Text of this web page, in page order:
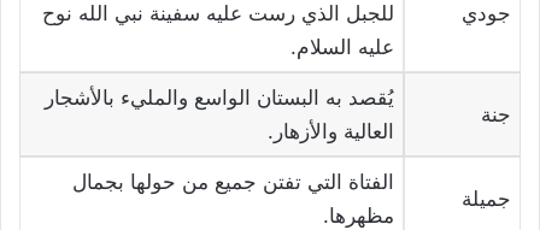
جودي
للجبل الذي رست عليه سفينة نبي الله نوح
عليه السلام.
جنة
يُقصد به البستان الواسع والمليء بالأشجار
العالية والأزهار.
جميلة
الفتاة التي تفتن جميع من حولها بجمال
مظهرها.